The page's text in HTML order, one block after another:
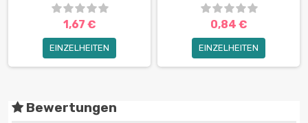
1,67 €
EINZELHEITEN
0,84 €
EINZELHEITEN
Bewertungen